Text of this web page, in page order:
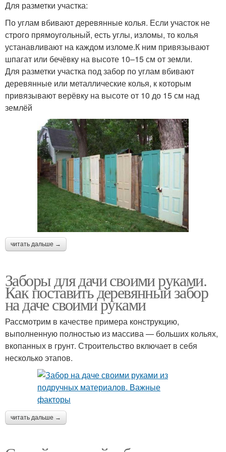
Для разметки участка:
По углам вбивают деревянные колья. Если участок не
строго прямоугольный, есть углы, изломы, то колья
устанавливают на каждом изломе.К ним привязывают
шпагат или бечёвку на высоте 10–15 см от земли.
Для разметки участка под забор по углам вбивают
деревянные или металлические колья, к которым
привязывают верёвку на высоте от 10 до 15 см над
землёй
читать дальше →
Заборы для дачи своими руками.
Как поставить деревянный забор
на даче своими руками
Рассмотрим в качестве примера конструкцию,
выполненную полностью из массива — больших кольях,
вкопанных в грунт. Строительство включает в себя
несколько этапов.
читать дальше →